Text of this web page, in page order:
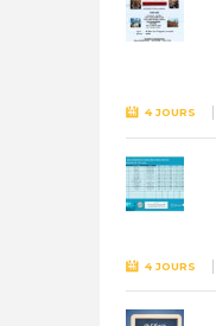
4 JOURS
4 JOURS